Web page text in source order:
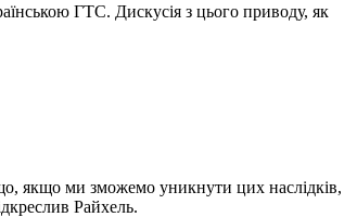
ГТС. Дискусія з цього приводу, як
якщо ми зможемо уникнути цих наслідків,
Райхель.